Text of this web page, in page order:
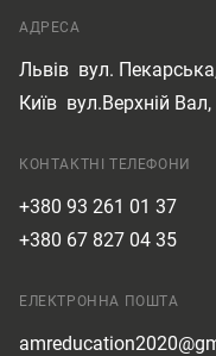
АДРЕСА
Львів вул.
Київ вул.Верхній
КОНТАКТНІ ТЕЛЕФОНИ
+380 93 261 01 37
+380 67 827 04 35
ЕЛЕКТРОННА ПОШТА